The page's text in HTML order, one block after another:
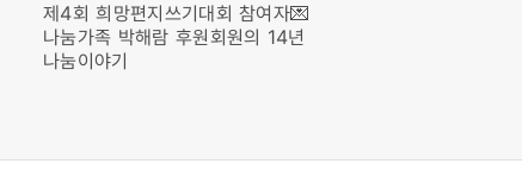
제4회 희망편지쓰기대회 참여자💌
나눔가족 박해람 후원회원의 14년
나눔이야기